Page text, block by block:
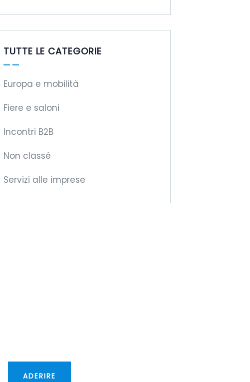
TUTTE LE CATEGORIE
Europa e mobilità
Fiere e saloni
Incontri B2B
Non classé
Servizi alle imprese
ADERIRE